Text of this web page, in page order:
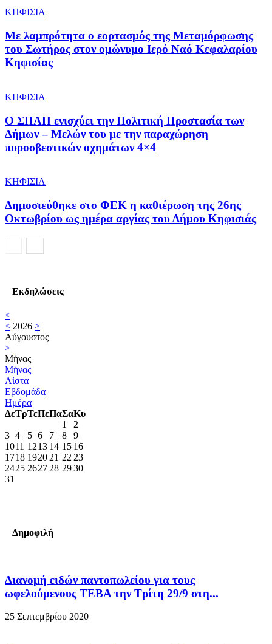
ΚΗΦΙΣΙΑ
Με λαμπρότητα ο εορτασμός της Μεταμόρφωσης
του Σωτήρος στον ομώνυμο Ιερό Ναό Κεφαλαρίου
Κηφισίας
ΚΗΦΙΣΙΑ
Ο ΣΠΑΠ ενισχύει την Πολιτική Προστασία των
Δήμων – Μελών του με την παραχώρηση
πυροσβεστικών οχημάτων 4×4
ΚΗΦΙΣΙΑ
Δημοσιεύθηκε στο ΦΕΚ η καθιέρωση της 26ης
Οκτωβρίου ως ημέρα αργίας του Δήμου Κηφισιάς
Εκδηλώσεις
<
< 2026 >
Αύγουστος
>
Μήνας
Μήνας
Λίστα
Εβδομάδα
Ημέρα
ΔεΤρΤεΠεΠαΣαΚυ
1
2
3 4 5 6 7 8
9
1011 1213 14 15 16
1718 192021 2223
2425 262728 2930
31
Δημοφιλή
Διανομή ειδών παντοπωλείου για τους
ωφελούμενους ΤΕΒΑ την Τρίτη 29/9 στη...
25 Σεπτεμβρίου 2020